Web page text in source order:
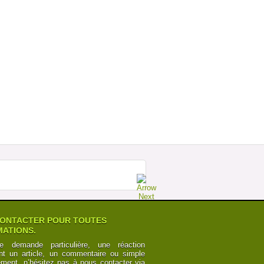
POUR TOUTES
demande particulière, une réaction
un article, un commentaire ou simple